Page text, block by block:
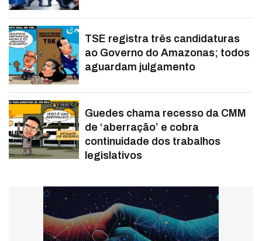
TSE registra três candidaturas
ao Governo do Amazonas; todos
aguardam julgamento
Guedes chama recesso da CMM
de ‘aberração’ e cobra
continuidade dos trabalhos
legislativos